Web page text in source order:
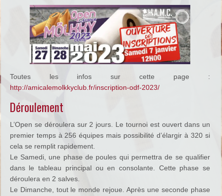
Toutes les infos sur cette page :
http://amicalemolkkyclub.fr/inscription-odf-2023/
Déroulement
L’Open se déroulera sur 2 jours. Le tournoi est ouvert dans un
premier temps à 256 équipes mais possibilité d’élargir à 320 si
cela se remplit rapidement.
Le Samedi, une phase de poules qui permettra de se qualifier
dans le tableau principal ou en consolante. Cette phase se
déroulera en 2 salves.
Le Dimanche, tout le monde rejoue. Après une seconde phase